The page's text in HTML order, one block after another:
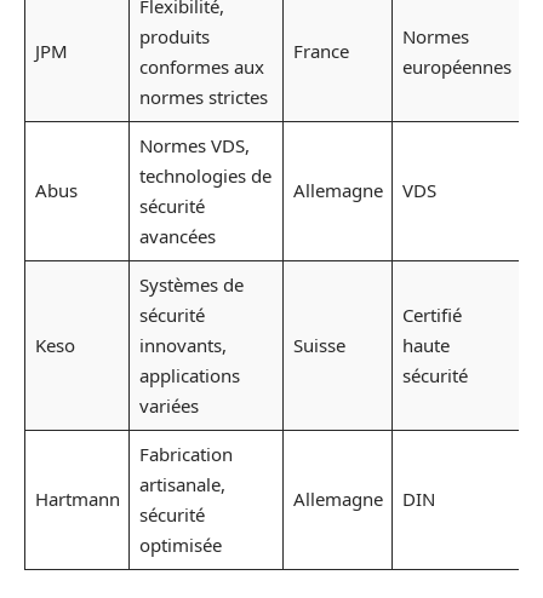
JPM
Flexibilité,
produits
conformes aux
normes strictes
France
Normes
européennes
Abus
Normes VDS,
technologies de
sécurité
avancées
Allemagne VDS
Keso
Systèmes de
sécurité
innovants,
applications
variées
Suisse
Certifié
haute
sécurité
Hartmann
Fabrication
artisanale,
sécurité
optimisée
Allemagne DIN